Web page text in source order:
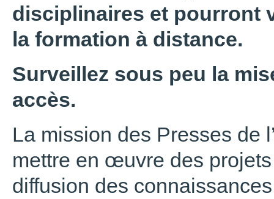
disciplinaires et pourront
la formation à distance.
Surveillez sous peu la
accès.
La mission des Presses de
mettre en œuvre des
diffusion des